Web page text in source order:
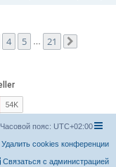
из
4 5 21
Часовой пояс: UTC+02:00
Удалить cookies конференции
Связаться с администрацией